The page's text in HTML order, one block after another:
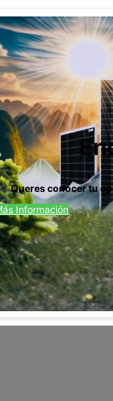
Queres conocer tu
Información